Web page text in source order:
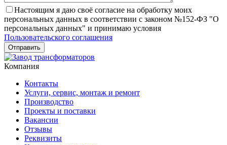
Настоящим я даю своё согласие на обработку моих
персональных данных в соответствии с законом №152-ФЗ "О
персональных данных" и принимаю условия
Пользовательского соглашения
Компания
Контакты
Услуги, сервис, монтаж и ремонт
Производство
Проекты и поставки
Вакансии
Отзывы
Реквизиты